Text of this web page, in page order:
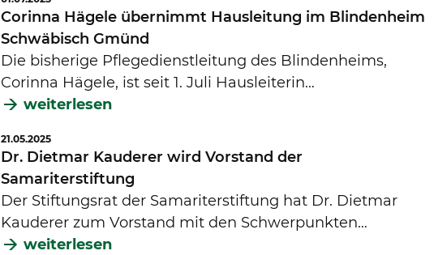
Corinna Hägele übernimmt Hausleitung im Blindenheim
Schwäbisch Gmünd
Die bisherige Pflegedienstleitung des Blindenheims,
Corinna Hägele, ist seit 1. Juli Hausleiterin…
weiterlesen
21.05.2025
Dr. Dietmar Kauderer wird Vorstand der
Samariterstiftung
Der Stiftungsrat der Samariterstiftung hat Dr. Dietmar
Kauderer zum Vorstand mit den Schwerpunkten…
weiterlesen